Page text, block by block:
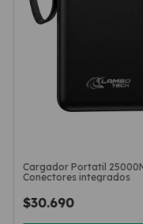
Cargador Portatil
Conectores integrados
$30.690